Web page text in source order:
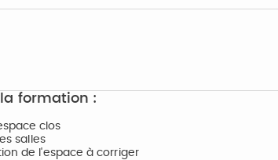
formation :
clos
salles
de l'espace à corriger